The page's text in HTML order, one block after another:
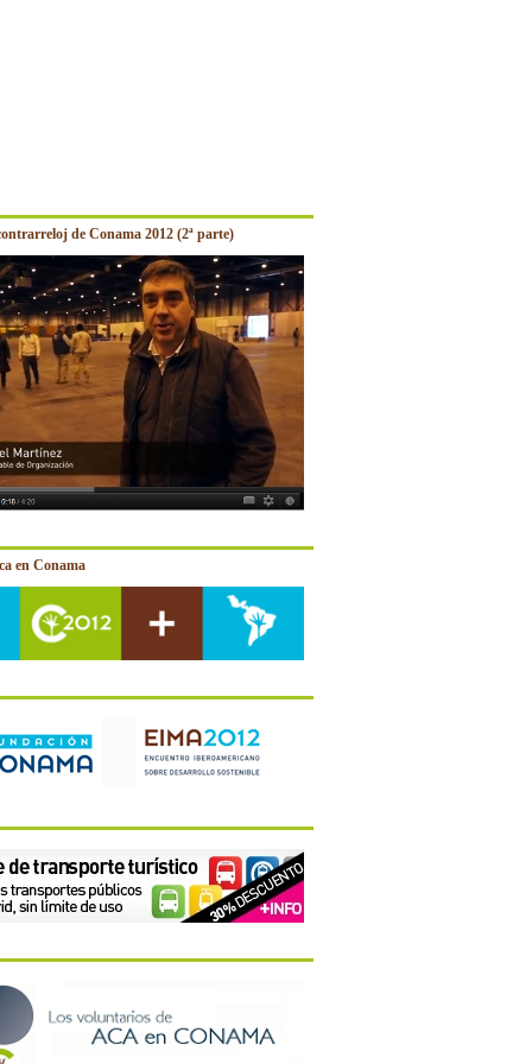
de Conama 2012 (2ª parte)
en Conama